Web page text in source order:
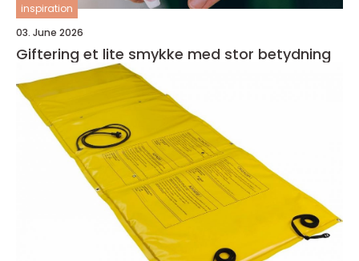
inspiration
03. June 2026
Giftering et lite smykke med stor betydning